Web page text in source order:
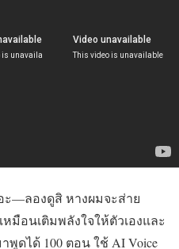
ะ—ลองดูสิ หางผมจะส่าย
มือนเติมพลังใจให้ตัวเองและ
ดได้ 100 ตอน ใช้ AI Voice